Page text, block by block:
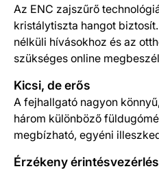
Az ENC zajszűrő
kristálytiszta hangot
nélküli hívásokhoz és az
szükséges online
Kicsi, de erős
A fejhallgató nagyon
három különböző
megbízható, egyéni
Érzékeny érintésvezérlés